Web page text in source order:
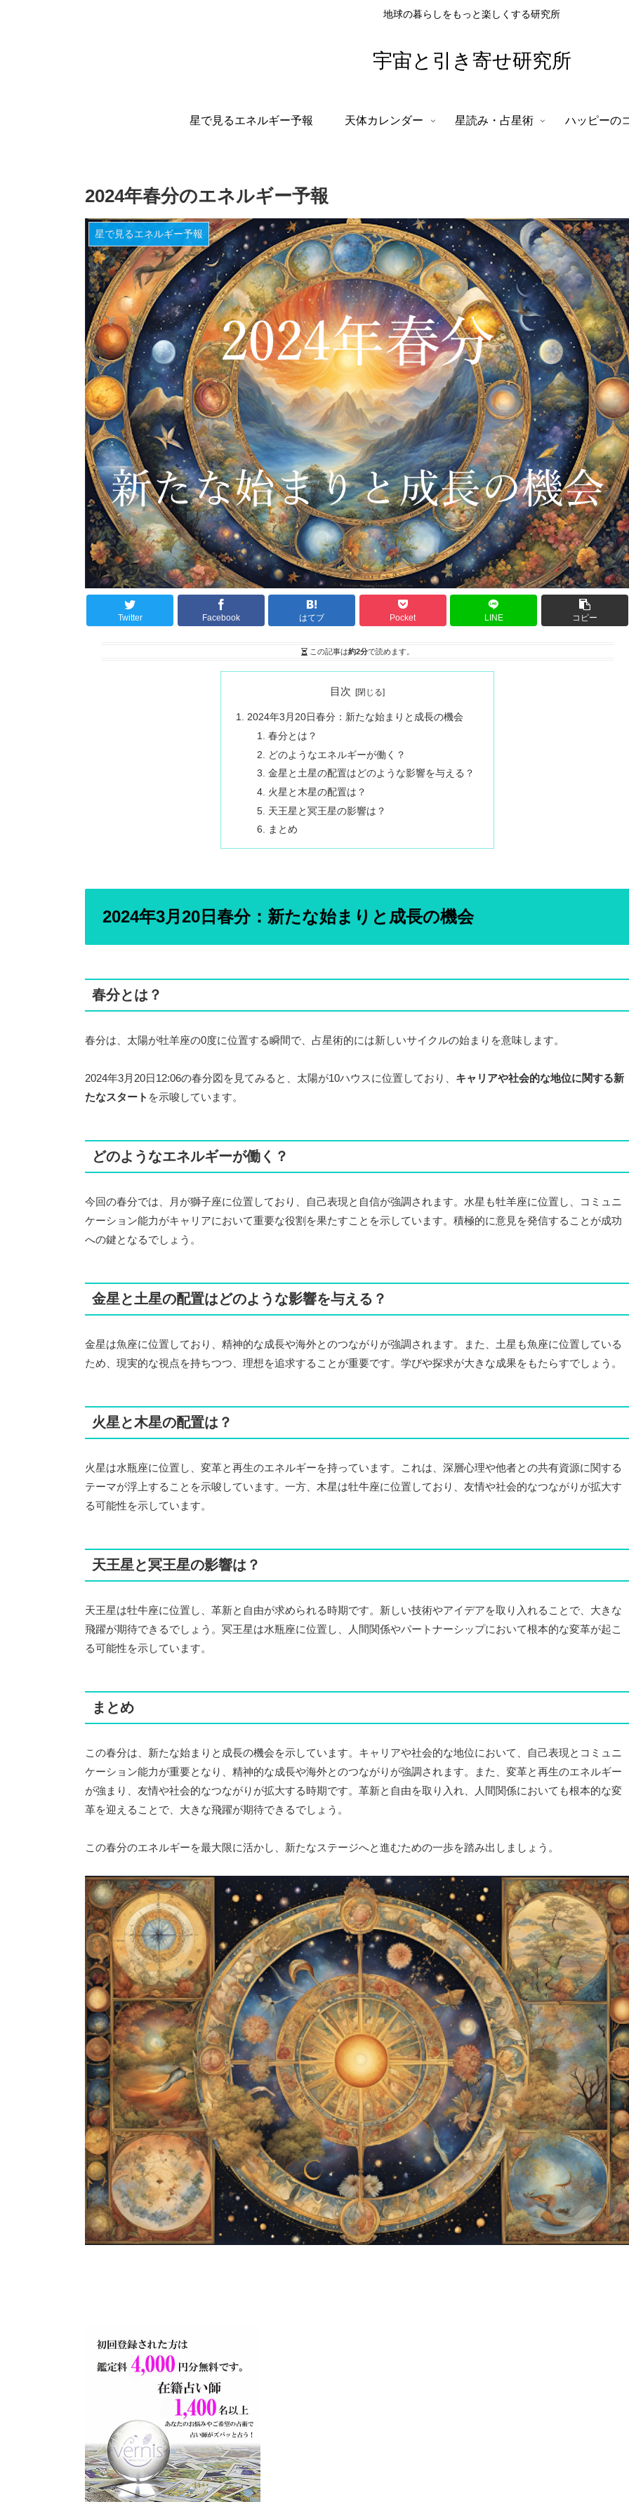
地球の暮らしをもっと楽しくする研究所
宇宙と引き寄せ研究所
星で見るエネルギー予報 天体カレンダー 星読み・占星術 ハッピーの
2024年春分のエネルギー予報
星で見るエネルギー予報
Twitter Facebook はてブ Pocket LINE コピー
この記事は約2分で読めます。
目次
2024年3月20日春分：新たな始まりと成長の機会
春分とは？
どのようなエネルギーが働く？
金星と土星の配置はどのような影響を与える？
火星と木星の配置は？
天王星と冥王星の影響は？
まとめ
2024年3月20日春分：新たな始まりと成長の機会
春分とは？
春分は、太陽が牡羊座の0度に位置する瞬間で、占星術的には新しいサイクルの始まりを意味します。
2024年3月20日12:06の春分図を見てみると、太陽が10ハウスに位置しており、 キャリアや社会的な地位に関する新
たなスタート を示唆しています。
どのようなエネルギーが働く？
今回の春分では、月が獅子座に位置しており、自己表現と自信が強調されます。水星も牡羊座に位置し、コミュニ
ケーション能力がキャリアにおいて重要な役割を果たすことを示しています。積極的に意見を発信することが成功
への鍵となるでしょう。
金星と土星の配置はどのような影響を与える？
金星は魚座に位置しており、精神的な成長や海外とのつながりが強調されます。また、土星も魚座に位置している
ため、現実的な視点を持ちつつ、理想を追求することが重要です。学びや探求が大きな成果をもたらすでしょう。
火星と木星の配置は？
火星は水瓶座に位置し、変革と再生のエネルギーを持っています。これは、深層心理や他者との共有資源に関する
テーマが浮上することを示唆しています。一方、木星は牡牛座に位置しており、友情や社会的なつながりが拡大す
る可能性を示しています。
天王星と冥王星の影響は？
天王星は牡牛座に位置し、革新と自由が求められる時期です。新しい技術やアイデアを取り入れることで、大きな
飛躍が期待できるでしょう。冥王星は水瓶座に位置し、人間関係やパートナーシップにおいて根本的な変革が起こ
る可能性を示しています。
まとめ
この春分は、新たな始まりと成長の機会を示しています。キャリアや社会的な地位において、自己表現とコミュニ
ケーション能力が重要となり、精神的な成長や海外とのつながりが強調されます。また、変革と再生のエネルギー
が強まり、友情や社会的なつながりが拡大する時期です。革新と自由を取り入れ、人間関係においても根本的な変
革を迎えることで、大きな飛躍が期待できるでしょう。
この春分のエネルギーを最大限に活かし、新たなステージへと進むための一歩を踏み出しましょう。